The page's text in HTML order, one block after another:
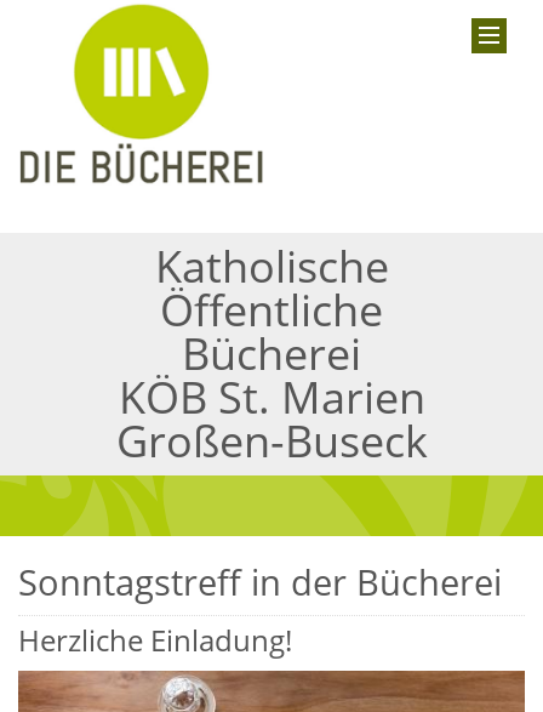
Katholische
Öffentliche
Bücherei
KÖB St. Marien
Großen-Buseck
Sonntagstreff in der Bücherei
Herzliche Einladung!